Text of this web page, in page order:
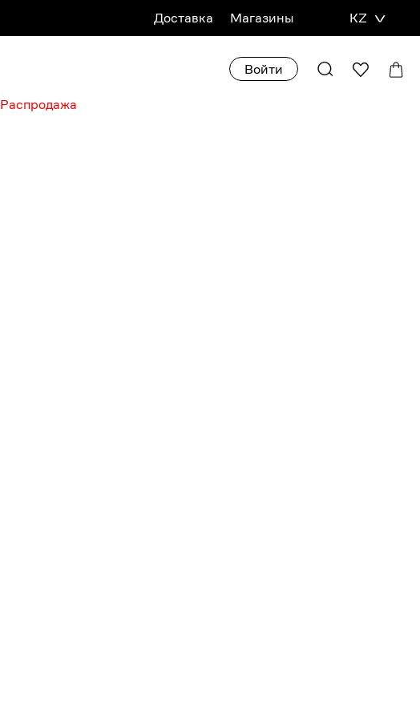
Доставка Магазины KZ
Войти
Распродажа
БРОНЬ В МАГАЗИНЕ